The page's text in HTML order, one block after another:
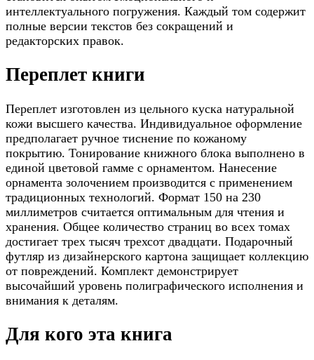
интеллектуального погружения. Каждый том содержит
полные версии текстов без сокращений и
редакторских правок.
Переплет книги
Переплет изготовлен из цельного куска натуральной
кожи высшего качества. Индивидуальное оформление
предполагает ручное тиснение по кожаному
покрытию. Тонирование книжного блока выполнено в
единой цветовой гамме с орнаментом. Нанесение
орнамента золочением производится с применением
традиционных технологий. Формат 150 на 230
миллиметров считается оптимальным для чтения и
хранения. Общее количество страниц во всех томах
достигает трех тысяч трехсот двадцати. Подарочный
футляр из дизайнерского картона защищает коллекцию
от повреждений. Комплект демонстрирует
высочайший уровень полиграфического исполнения и
внимания к деталям.
Для кого эта книга